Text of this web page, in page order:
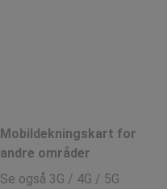
Mobildekningskart for
andre områder
Se også 3G / 4G / 5G